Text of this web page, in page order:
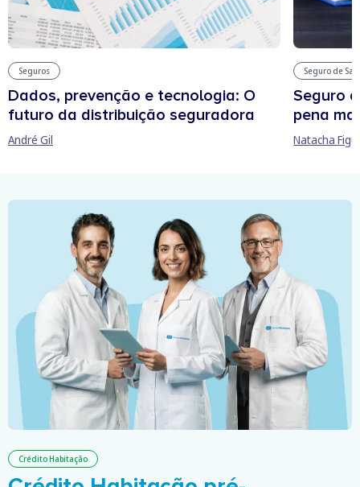
Seguros
Dados, prevenção e tecnologia: O
futuro da distribuição seguradora
André Gil
Seguro de
Seguro
pena
Natacha
Crédito Habitação